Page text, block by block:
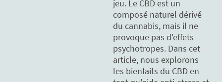
jeu. Le CBD est un
composé naturel dérivé
du cannabis, mais il ne
provoque pas d'effets
psychotropes. Dans cet
article, nous explorons
les bienfaits du CBD en